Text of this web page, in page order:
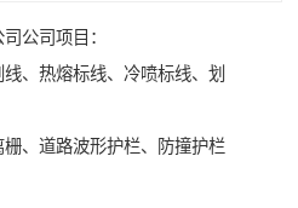
公司项目：
、热熔标线、冷喷标线、划
、道路波形护栏、防撞护栏